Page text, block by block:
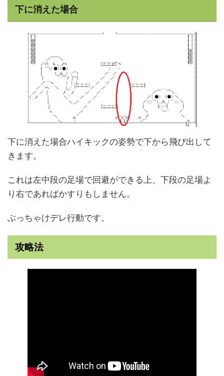
下に消えた場合
下に消えた場合ハイキックの姿勢で下から飛び出して
きます。
これは左中段の足場で回避ができる上、下段の足場よ
り右であればかすりもしません。
ぶっちゃけデレ行動です。
攻略法